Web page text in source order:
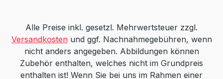
Alle Preise inkl. gesetzl. Mehrwertsteuer zzgl.
Versandkostenund ggf. Nachnahmegebühren, wenn
nicht anders angegeben. Abbildungen können
Zubehör enthalten, welches nicht im Grundpreis
enthalten ist! Wenn Sie bei uns im Rahmen einer